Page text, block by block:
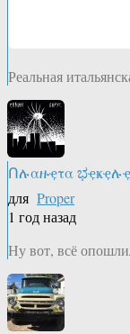
Реальная
Ոሉαዙҿτα
для Proper
1 год назад
Ну вот, всё